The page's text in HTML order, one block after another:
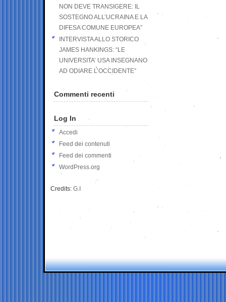
NON DEVE TRANSIGERE: IL
SOSTEGNO ALL’UCRAINA E LA
DIFESA COMUNE EUROPEA”
INTERVISTA ALLO STORICO
JAMES HANKINGS: “LE
UNIVERSITA’ USA INSEGNANO
AD ODIARE L’OCCIDENTE”
Commenti recenti
Log In
Accedi
Feed dei contenuti
Feed dei commenti
WordPress.org
Credits: G.I